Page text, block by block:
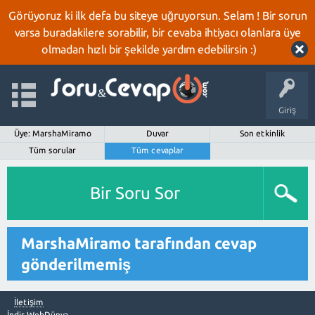
Görüyoruz ki ilk defa bu siteye uğruyorsun. Selam ! Bir sorun
varsa buradakilere sorabilir, bir cevaba ihtiyacı olanlara üye
olmadan hızlı bir şekilde yardım edebilirsin :)
Giriş
Üye: MarshaMiramo Duvar
Son etkinlik
Tüm sorular
Tüm cevaplar
Bir Soru Sor
MarshaMiramo tarafından cevap
gönderilmemiş
İletişim